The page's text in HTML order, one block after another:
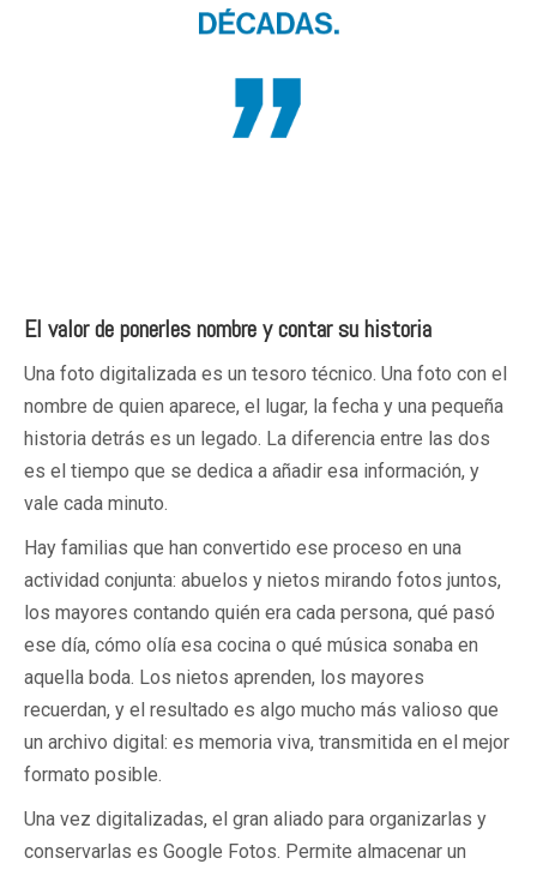
El valor de ponerles nombre y contar su historia
Una foto digitalizada es un tesoro técnico. Una foto con el
nombre de quien aparece, el lugar, la fecha y una pequeña
historia detrás es un legado. La diferencia entre las dos
es el tiempo que se dedica a añadir esa información, y
vale cada minuto.
Hay familias que han convertido ese proceso en una
actividad conjunta: abuelos y nietos mirando fotos juntos,
los mayores contando quién era cada persona, qué pasó
ese día, cómo olía esa cocina o qué música sonaba en
aquella boda. Los nietos aprenden, los mayores
recuerdan, y el resultado es algo mucho más valioso que
un archivo digital: es memoria viva, transmitida en el mejor
formato posible.
Una vez digitalizadas, el gran aliado para organizarlas y
conservarlas es Google Fotos. Permite almacenar un